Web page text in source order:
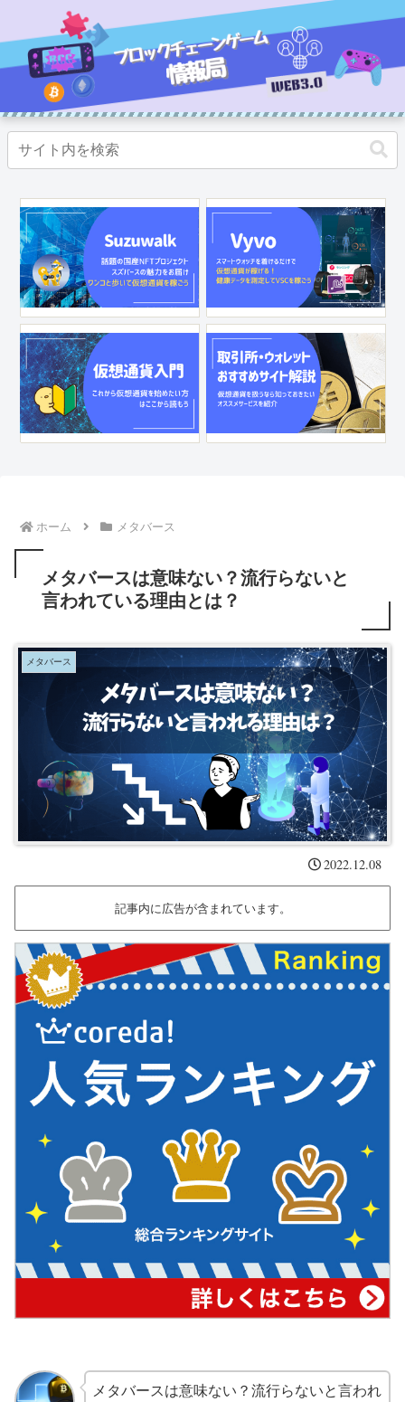
ホーム メタバース
メタバースは意味ない？流行らないと
言われている理由とは？
メタバース
2022.12.08
記事内に広告が含まれています。
メタバースは意味ない？流行らないと言われ